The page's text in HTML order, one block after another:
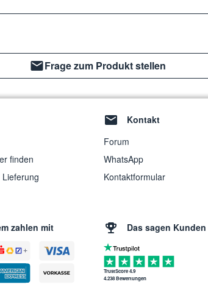
Frage zum Produkt stellen
finden
Kontakt
Forum
WhatsApp
Kontaktformular
zahlen mit Das sagen Kunden
TrustScore 4.9
4.238 Bewertungen